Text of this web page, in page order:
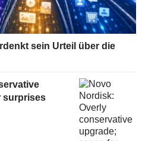
sein Urteil über die
surprises